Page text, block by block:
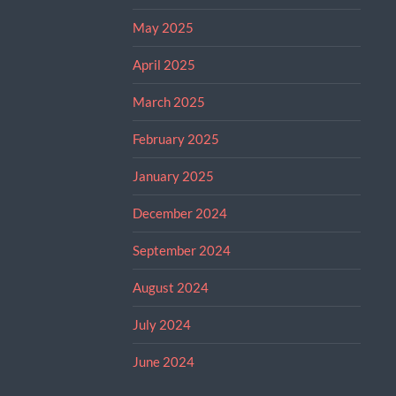
May 2025
April 2025
March 2025
February 2025
January 2025
December 2024
September 2024
August 2024
July 2024
June 2024